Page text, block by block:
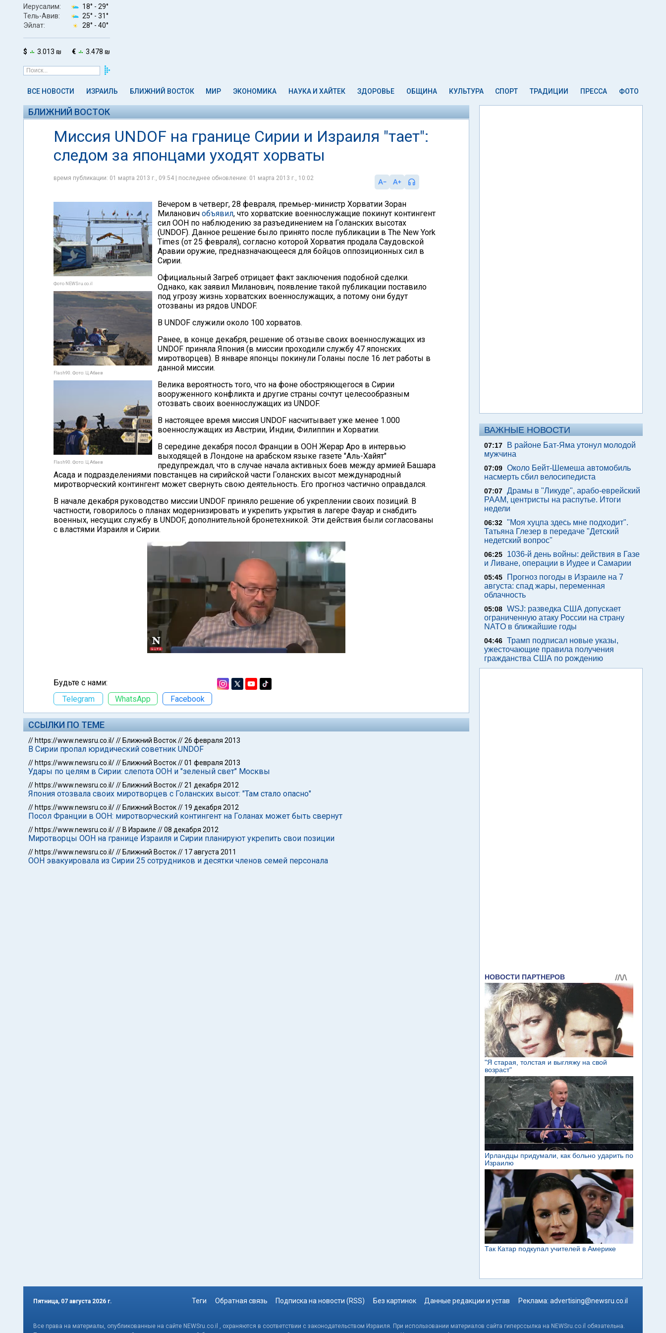
Иерусалим: 18° - 29°
Тель-Авив:
25° - 31°
Эйлат:
28° - 40°
$ 3.013 ₪ € 3.478 ₪
ВСЕ НОВОСТИ ИЗРАИЛЬ БЛИЖНИЙ ВОСТОК МИР ЭКОНОМИКА НАУКА И ХАЙТЕК ЗДОРОВЬЕ ОБЩИНА КУЛЬТУРА СПОРТ ТРАДИЦИИ ПРЕССА ФОТО
БЛИЖНИЙ ВОСТОК
Миссия UNDOF на границе Сирии и Израиля "тает":
следом за японцами уходят хорваты
время публикации: 01 марта 2013 г., 09:54 | последнее обновление: 01 марта 2013 г., 10:02
Фото NEWSru.co.il
Flash90. Фото: Ц.Абаев
Flash90. Фото: Ц.Абаев
Вечером в четверг, 28 февраля, премьер-министр Хорватии Зоран
Миланович объявил, что хорватские военнослужащие покинут контингент
сил ООН по наблюдению за разъединением на Голанских высотах
(UNDOF). Данное решение было принято после публикации в The New York
Times (от 25 февраля), согласно которой Хорватия продала Саудовской
Аравии оружие, предназначающееся для бойцов оппозиционных сил в
Сирии.
Официальный Загреб отрицает факт заключения подобной сделки.
Однако, как заявил Миланович, появление такой публикации поставило
под угрозу жизнь хорватских военнослужащих, а потому они будут
отозваны из рядов UNDOF.
В UNDOF служили около 100 хорватов.
Ранее, в конце декабря, решение об отзыве своих военнослужащих из
UNDOF приняла Япония (в миссии проходили службу 47 японских
миротворцев). В январе японцы покинули Голаны после 16 лет работы в
данной миссии.
Велика вероятность того, что на фоне обостряющегося в Сирии
вооруженного конфликта и другие страны сочтут целесообразным
отозвать своих военнослужащих из UNDOF.
В настоящее время миссия UNDOF насчитывает уже менее 1.000
военнослужащих из Австрии, Индии, Филиппин и Хорватии.
В середине декабря посол Франции в ООН Жерар Аро в интервью
выходящей в Лондоне на арабском языке газете "Аль-Хайят"
предупреждал, что в случае начала активных боев между армией Башара
Асада и подразделениями повстанцев на сирийской части Голанских высот международный
миротворческий контингент может свернуть свою деятельность. Его прогноз частично оправдался.
В начале декабря руководство миссии UNDOF приняло решение об укреплении своих позиций. В
частности, говорилось о планах модернизировать и укрепить укрытия в лагере Фауар и снабдить
военных, несущих службу в UNDOF, дополнительной бронетехникой. Эти действия были согласованы
с властями Израиля и Сирии.
Будьте с нами:
Telegram
WhatsApp Facebook
ССЫЛКИ ПО ТЕМЕ
// https://www.newsru.co.il/// Ближний Восток//26 февраля 2013
В Сирии пропал юридический советник UNDOF
// https://www.newsru.co.il/// Ближний Восток//01 февраля 2013
Удары по целям в Сирии: слепота ООН и "зеленый свет" Москвы
// https://www.newsru.co.il/// Ближний Восток//21 декабря 2012
Япония отозвала своих миротворцев с Голанских высот: "Там стало опасно"
// https://www.newsru.co.il/// Ближний Восток// 19 декабря 2012
Посол Франции в ООН: миротворческий контингент на Голанах может быть свернут
// https://www.newsru.co.il/// В Израиле //08 декабря 2012
Миротворцы ООН на границе Израиля и Сирии планируют укрепить свои позиции
// https://www.newsru.co.il/// Ближний Восток// 17 августа 2011
ООН эвакуировала из Сирии 25 сотрудников и десятки членов семей персонала
ВАЖНЫЕ НОВОСТИ
07:17
В районе Бат-Яма утонул молодой
мужчина
07:09 Около Бейт-Шемеша автомобиль
насмерть сбил велосипедиста
07:07 Драмы в "Ликуде", арабо-еврейский
РААМ, центристы на распутье. Итоги
недели
06:32 "Моя хуцпа здесь мне подходит".
Татьяна Глезер в передаче "Детский
недетский вопрос"
06:25
1036-й день войны: действия в Газе
и Ливане, операции в Иудее и Самарии
05:45
Прогноз погоды в Израиле на 7
августа: спад жары, переменная
облачность
05:08 WSJ: разведка США допускает
ограниченную атаку России на страну
NATO в ближайшие годы
04:46 Трамп подписал новые указы,
ужесточающие правила получения
гражданства США по рождению
Пятница, 07 августа 2026 г. Теги Обратная связь Подписка на новости (RSS) Без картинок Данные редакции и устав Реклама: advertising@newsru.co.il
Все права на материалы, опубликованные на сайте NEWSru.co.il , охраняются в соответствии с законодательством Израиля. При использовании материалов сайта гиперссылка на NEWSru.co.il обязательна.